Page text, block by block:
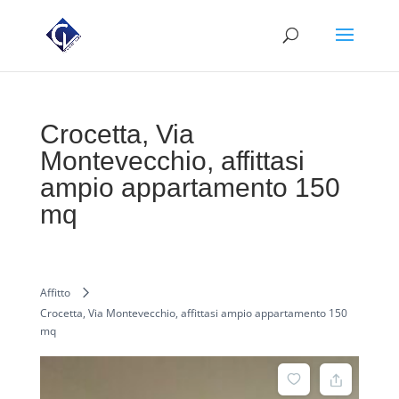
Crocetta, Via
Montevecchio, affittasi
ampio appartamento 150
mq
Affitto
Crocetta, Via Montevecchio, affittasi ampio appartamento 150
mq